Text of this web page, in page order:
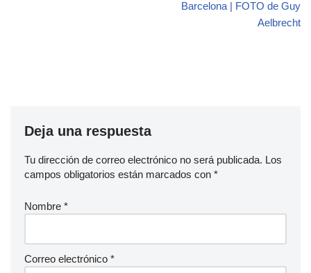
Barcelona | FOTO de Guy
Aelbrecht
Deja una respuesta
Tu dirección de correo electrónico no será publicada. Los
campos obligatorios están marcados con *
Nombre *
Correo electrónico *